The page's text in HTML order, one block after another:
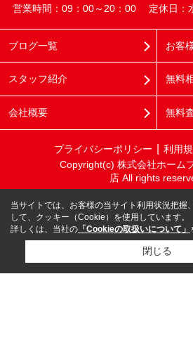
営業時間：09：00～20：00
定休日：
ブログ一覧
スタッフ紹介
会社概要
お客
無料
無料
プライバシーポリシー 利用
Copyright(c) 株式会社ホーム
店 All rights
当サイトでは、お客様の当サイト利用状況把握
して、クッキー（Cookie）を使用しています。
詳しくは、当社の 「Cookieの取扱いについて」
閉じる